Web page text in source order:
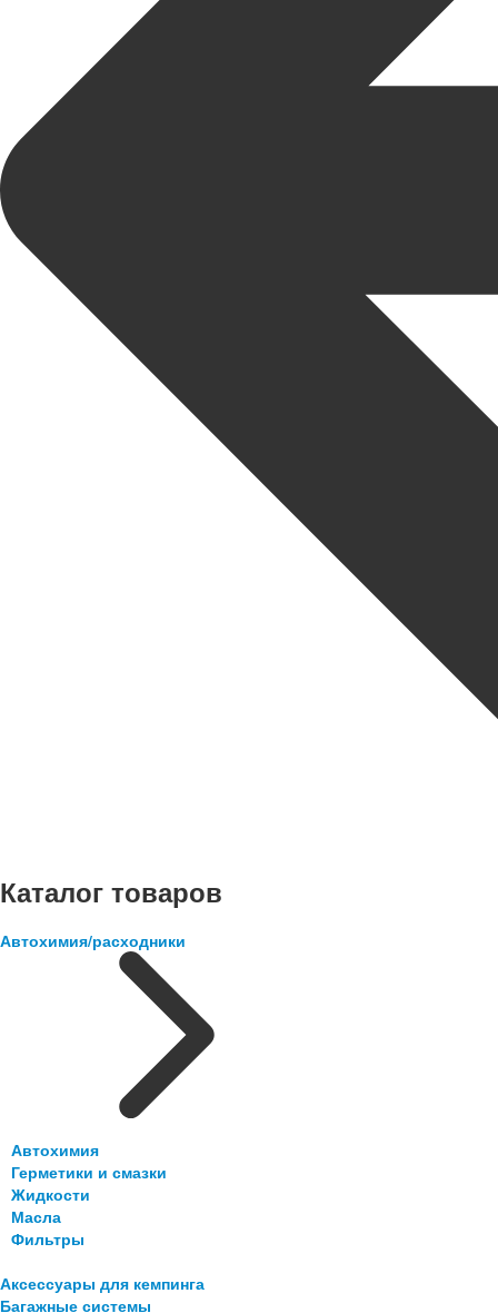
Каталог товаров
Автохимия/расходники
Автохимия
Герметики и смазки
Жидкости
Масла
Фильтры
Аксессуары для кемпинга
Багажные системы